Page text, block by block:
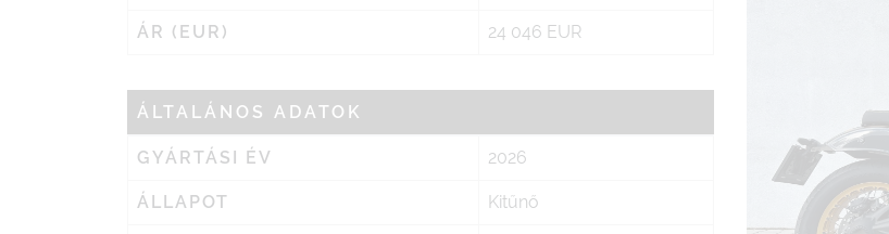
ÁR (EUR) 24 046 EUR
ÁLTALÁNOS ADATOK
GYÁRTÁSI ÉV 2026
ÁLLAPOT Kitűnő